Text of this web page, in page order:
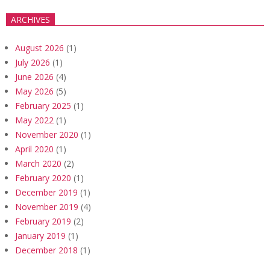
ARCHIVES
August 2026 (1)
July 2026 (1)
June 2026 (4)
May 2026 (5)
February 2025 (1)
May 2022 (1)
November 2020 (1)
April 2020 (1)
March 2020 (2)
February 2020 (1)
December 2019 (1)
November 2019 (4)
February 2019 (2)
January 2019 (1)
December 2018 (1)